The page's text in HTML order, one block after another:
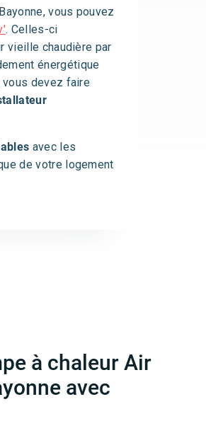
vous pouvez
. Celles-ci
vieille chaudière par
énergétique
vous devez faire
avec les
de votre logement
à chaleur Air
avec